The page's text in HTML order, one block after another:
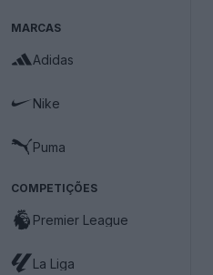
MARCAS
Adidas
Nike
Puma
COMPETIÇÕES
Premier League
La Liga